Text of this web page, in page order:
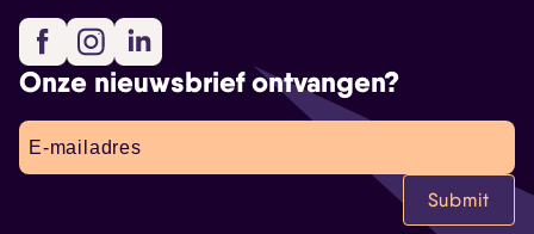
FacebookInstagram
Onze nieuwsbrief ontvangen?